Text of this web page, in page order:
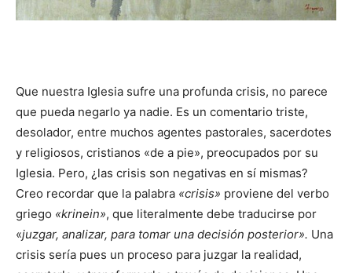
Que nuestra Iglesia sufre una profunda crisis, no parece
que pueda negarlo ya nadie. Es un comentario triste,
desolador, entre muchos agentes pastorales, sacerdotes
y religiosos, cristianos «de a pie», preocupados por su
Iglesia. Pero, ¿las crisis son negativas en sí mismas?
Creo recordar que la palabra «crisis» proviene del verbo
griego «krinein», que literalmente debe traducirse por
«juzgar, analizar, para tomar una decisión posterior». Una
crisis sería pues un proceso para juzgar la realidad,